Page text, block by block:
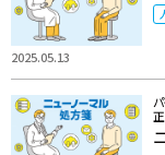
2025.05.13
正